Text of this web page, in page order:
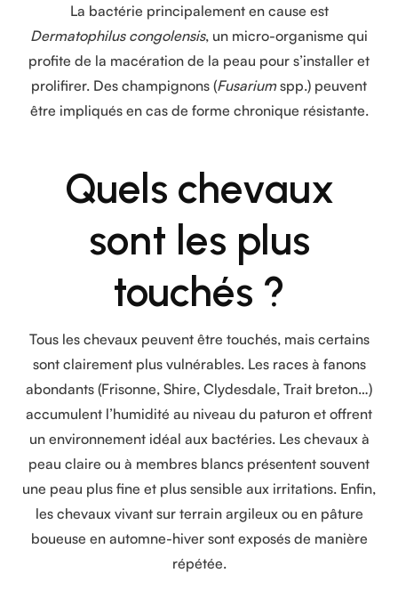
La bactérie principalement en cause est
Dermatophilus congolensis, un micro-organisme qui
profite de la macération de la peau pour s’installer et
prolifirer. Des champignons (Fusarium spp.) peuvent
être impliqués en cas de forme chronique résistante.
Quels chevaux
sont les plus
touchés ?
Tous les chevaux peuvent être touchés, mais certains
sont clairement plus vulnérables. Les races à fanons
abondants (Frisonne, Shire, Clydesdale, Trait breton…)
accumulent l’humidité au niveau du paturon et offrent
un environnement idéal aux bactéries. Les chevaux à
peau claire ou à membres blancs présentent souvent
une peau plus fine et plus sensible aux irritations. Enfin,
les chevaux vivant sur terrain argileux ou en pâture
boueuse en automne-hiver sont exposés de manière
répétée.